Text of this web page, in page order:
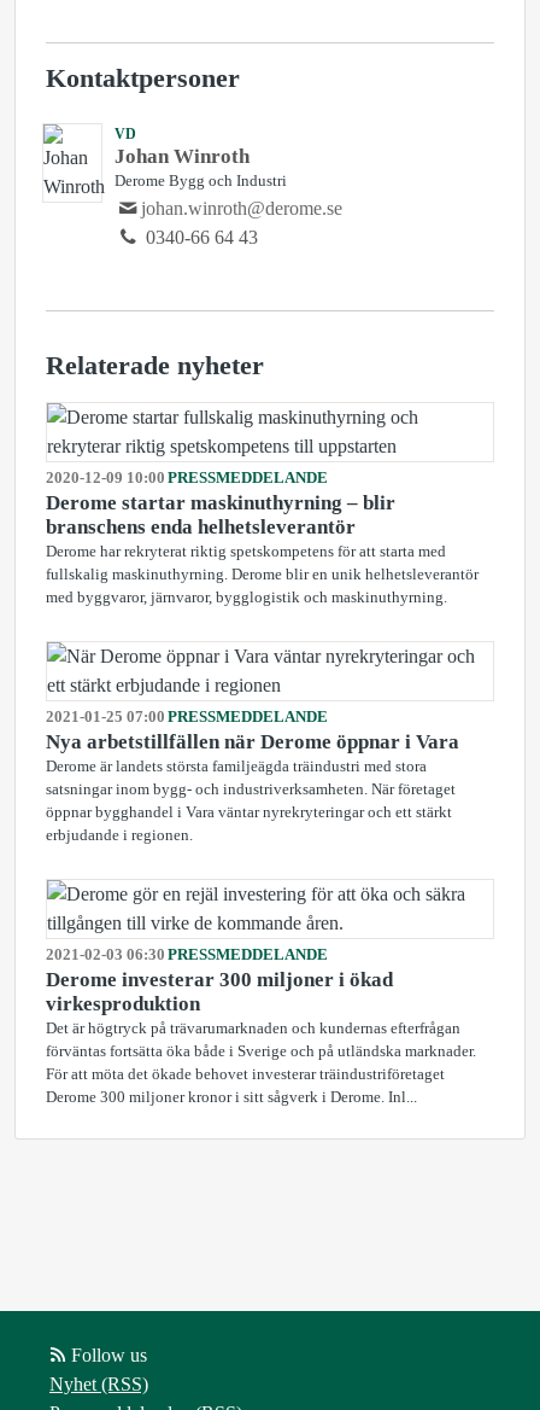
Kontaktpersoner
VD
Johan Winroth
Derome Bygg och Industri
johan.winroth@derome.se
0340-66 64 43
Relaterade nyheter
2020-12-09 10:00 PRESSMEDDELANDE
Derome startar maskinuthyrning – blir
branschens enda helhetsleverantör
Derome har rekryterat riktig spetskompetens för att starta med
fullskalig maskinuthyrning. Derome blir en unik helhetsleverantör
med byggvaror, järnvaror, bygglogistik och maskinuthyrning.
2021-01-25 07:00 PRESSMEDDELANDE
Nya arbetstillfällen när Derome öppnar i Vara
Derome är landets största familjeägda träindustri med stora
satsningar inom bygg- och industriverksamheten. När företaget
öppnar bygghandel i Vara väntar nyrekryteringar och ett stärkt
erbjudande i regionen.
2021-02-03 06:30 PRESSMEDDELANDE
Derome investerar 300 miljoner i ökad
virkesproduktion
Det är högtryck på trävarumarknaden och kundernas efterfrågan
förväntas fortsätta öka både i Sverige och på utländska marknader.
För att möta det ökade behovet investerar träindustriföretaget
Derome 300 miljoner kronor i sitt sågverk i Derome. Inl...
Follow us
Nyhet (RSS)